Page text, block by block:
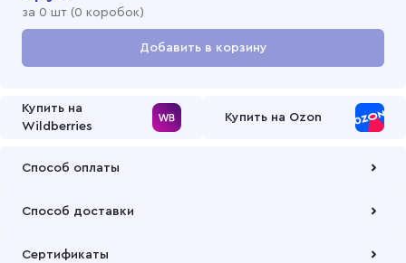
за 0 шт (0 коробок)
Добавить в корзину
Купить на
Wildberries
Купить на Ozon
Способ оплаты
Способ доставки
наших складов или через транспортную компанию на Ваш
Сертификаты